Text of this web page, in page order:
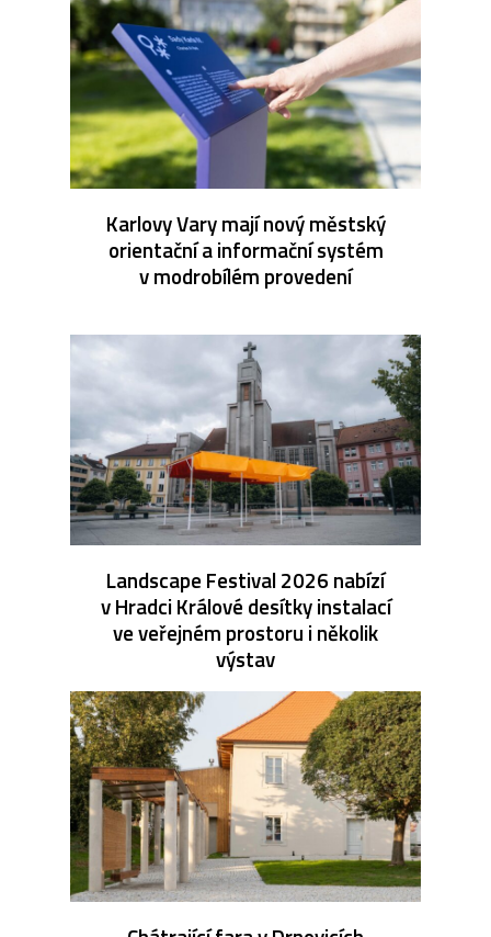
Karlovy Vary mají nový městský
orientační a informační systém
v modrobílém provedení
Landscape Festival 2026 nabízí
v Hradci Králové desítky instalací
ve veřejném prostoru i několik
výstav